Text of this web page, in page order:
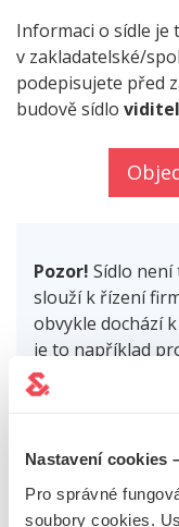
Nastavení cookies
Pro správné
soubory cookies.
Informaci o sídle je
v zakladatelské/
podepisujete před
budově sídlo
Pozor! Sídlo není
slouží k řízení
obvykle dochází
je to například
stejnou adresu,
jedno, zatímco